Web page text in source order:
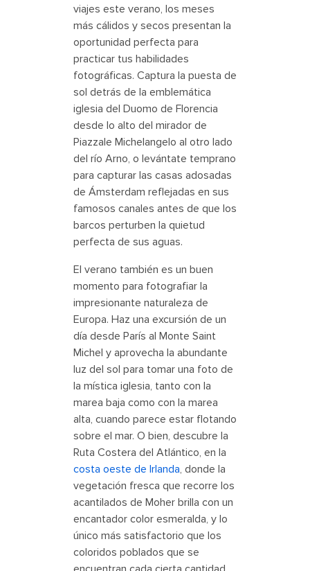
viajes este verano, los meses
más cálidos y secos presentan la
oportunidad perfecta para
practicar tus habilidades
fotográficas. Captura la puesta de
sol detrás de la emblemática
iglesia del Duomo de Florencia
desde lo alto del mirador de
Piazzale Michelangelo al otro lado
del río Arno, o levántate temprano
para capturar las casas adosadas
de Ámsterdam reflejadas en sus
famosos canales antes de que los
barcos perturben la quietud
perfecta de sus aguas.
El verano también es un buen
momento para fotografiar la
impresionante naturaleza de
Europa. Haz una excursión de un
día desde París al Monte Saint
Michel y aprovecha la abundante
luz del sol para tomar una foto de
la mística iglesia, tanto con la
marea baja como con la marea
alta, cuando parece estar flotando
sobre el mar. O bien, descubre la
Ruta Costera del Atlántico, en la
costa oeste de Irlanda, donde la
vegetación fresca que recorre los
acantilados de Moher brilla con un
encantador color esmeralda, y lo
único más satisfactorio que los
coloridos poblados que se